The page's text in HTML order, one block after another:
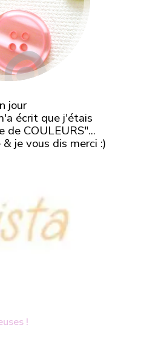
jour
écrit que j'étais
de COULEURS"...
je vous dis merci :)
!